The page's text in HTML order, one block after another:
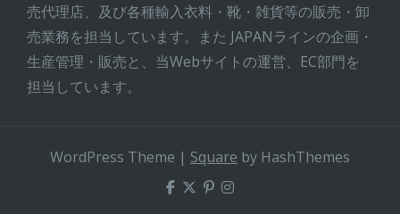
売代理店、及び各種輸入衣料・靴・雑貨等の販売・卸
売業務を担当しています。また JAPANラインの企画・
生産管理・販売と、当Webサイトの運営、EC部門を
担当しています。
WordPress Theme | Square by HashThemes